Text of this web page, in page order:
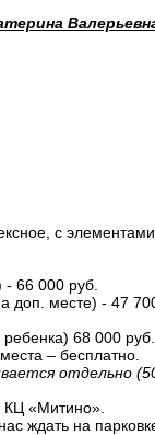
с
- 66 000 руб.
доп. месте) - 47
68 000 руб.
– бесплатно.
отдельно
КЦ «Митино».
ждать на